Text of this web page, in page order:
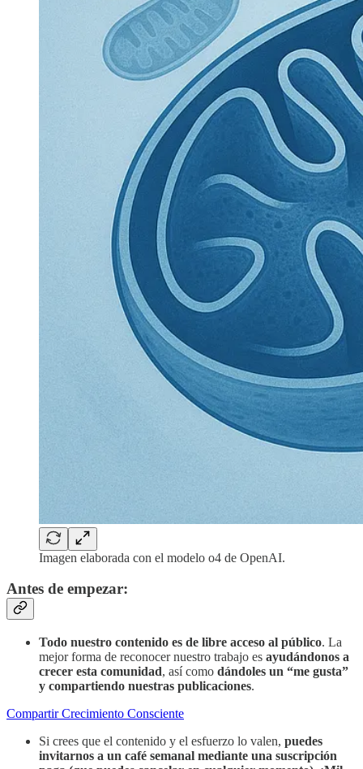
Imagen elaborada con el modelo o4 de OpenAI.
Antes de empezar:
Todo nuestro contenido es de libre acceso al público. La
mejor forma de reconocer nuestro trabajo es ayudándonos a
crecer esta comunidad, así como dándoles un “me gusta”
y compartiendo nuestras publicaciones.
Compartir Crecimiento Consciente
Si crees que el contenido y el esfuerzo lo valen, puedes
invitarnos a un café semanal mediante una suscripción